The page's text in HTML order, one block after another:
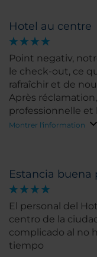
Hotel au centre
Point negativ,
le check-out, ce
rafraîchir et de
Après
professionnelle et
la chambre et la
petit déjeuner
Montrer l'information
Estancia buena
El personal del
centro de la
complicado al no
tiempo